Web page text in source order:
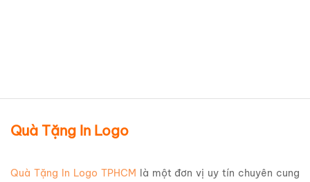
Quà Tặng In Logo
Quà Tặng In Logo TPHCM là một đơn vị uy tín chuyên cung